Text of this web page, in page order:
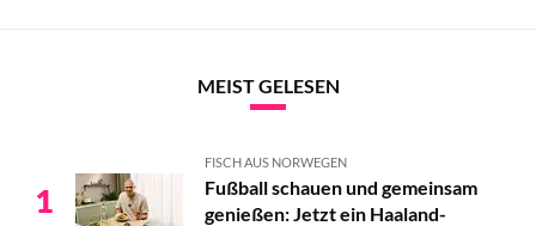
MEIST GELESEN
1
FISCH AUS NORWEGEN
Fußball schauen und gemeinsam
genießen: Jetzt ein Haaland-